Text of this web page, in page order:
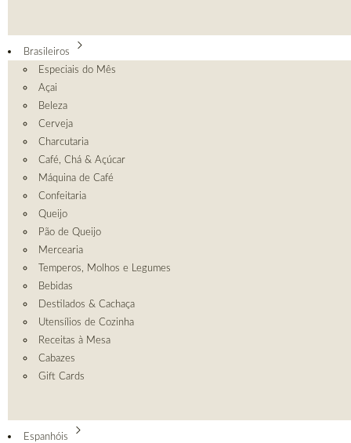
Brasileiros
Especiais do Mês
Açai
Beleza
Cerveja
Charcutaria
Café, Chá & Açúcar
Máquina de Café
Confeitaria
Queijo
Pão de Queijo
Mercearia
Temperos, Molhos e Legumes
Bebidas
Destilados & Cachaça
Utensílios de Cozinha
Receitas à Mesa
Cabazes
Gift Cards
Espanhóis